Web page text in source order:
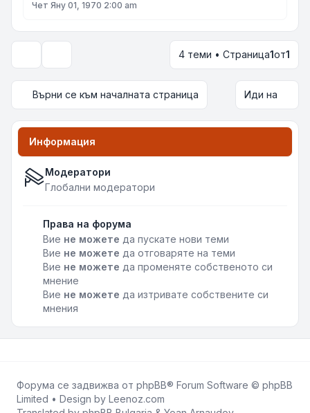
Чет Яну 01, 1970 2:00 am
Опции за показване и сортиране4 теми • Страница1от1
Върни се към началната страница Иди на
Информация
Модератори
Глобални модератори
Права на форума
Вие не можете да пускате нови теми
Вие не можете да отговаряте на теми
Вие не можете да променяте собственото си
мнение
Вие не можете да изтривате собствените си
мнения
Форума се задвижва от phpBB® Forum Software © phpBB
Limited • Design by Leenoz.com